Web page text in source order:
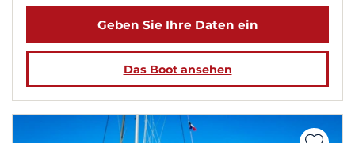
Geben Sie Ihre Daten ein
Das Boot ansehen